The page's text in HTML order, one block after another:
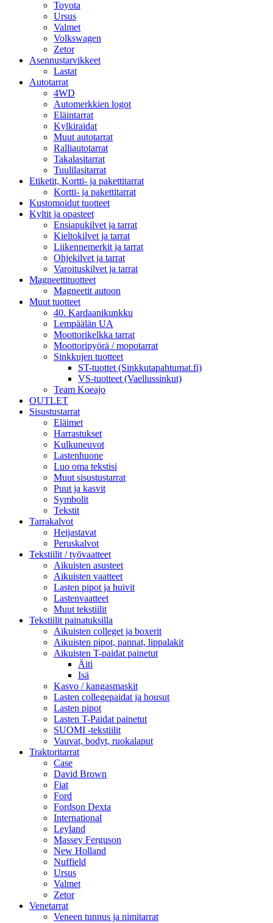
Toyota
Ursus
Valmet
Volkswagen
Zetor
Asennustarvikkeet
Lastat
Autotarrat
4WD
Automerkkien logot
Eläintarrat
Kylkiraidat
Muut autotarrat
Ralliautotarrat
Takalasitarrat
Tuulilasitarrat
Etiketit, Kortti- ja pakettitarrat
Kortti- ja pakettitarrat
Kustomoidut tuotteet
Kyltit ja opasteet
Ensiapukilvet ja tarrat
Kieltokilvet ja tarrat
Liikennemerkit ja tarrat
Ohjekilvet ja tarrat
Varoituskilvet ja tarrat
Magneettituotteet
Magneetit autoon
Muut tuotteet
40. Kardaanikunkku
Lempäälän UA
Moottorikelkka tarrat
Moottoripyörä / mopotarrat
Sinkkujen tuotteet
ST-tuottet (Sinkkutapahtumat.fi)
VS-tuotteet (Vaellussinkut)
Team Koeajo
OUTLET
Sisustustarrat
Eläimet
Harrastukset
Kulkuneuvot
Lastenhuone
Luo oma tekstisi
Muut sisustustarrat
Puut ja kasvit
Symbolit
Tekstit
Tarrakalvot
Heijastavat
Peruskalvot
Tekstiilit / työvaatteet
Aikuisten asusteet
Aikuisten vaatteet
Lasten pipot ja huivit
Lastenvaatteet
Muut tekstiilit
Tekstiilit painatuksilla
Aikuisten colleget ja boxerit
Aikuisten pipot, pannat, lippalakit
Aikuisten T-paidat painetut
Äiti
Isä
Kasvo / kangasmaskit
Lasten collegepaidat ja housut
Lasten pipot
Lasten T-Paidat painetut
SUOMI -tekstiilit
Vauvat, bodyt, ruokalaput
Traktoritarrat
Case
David Brown
Fiat
Ford
Fordson Dexta
International
Leyland
Massey Ferguson
New Holland
Nuffield
Ursus
Valmet
Zetor
Venetarrat
Veneen tunnus ja nimitarrat